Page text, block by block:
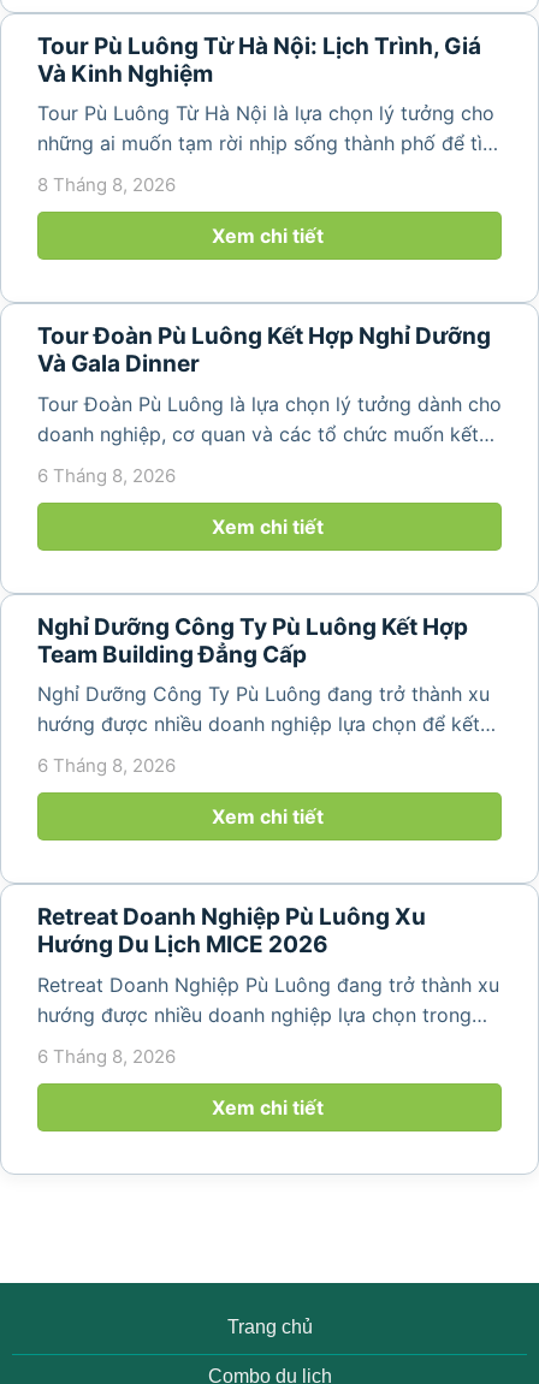
Tour Pù Luông Từ Hà Nội: Lịch Trình, Giá
Và Kinh Nghiệm
Tour Pù Luông Từ Hà Nội là lựa chọn lý tưởng cho
những ai muốn tạm rời nhịp sống thành phố để tìm
về không gian núi rừng xanh mát, những bản làng
8 Tháng 8, 2026
Xem chi tiết
Tour Đoàn Pù Luông Kết Hợp Nghỉ Dưỡng
Và Gala Dinner
Tour Đoàn Pù Luông là lựa chọn lý tưởng dành cho
doanh nghiệp, cơ quan và các tổ chức muốn kết
hợp nghỉ dưỡng, tham quan và tổ chức các hoạt
động gắn kết tập thể. Với cảnh quan thiên nhiên
nguyên sơ, không khí...
6 Tháng 8, 2026
Xem chi tiết
Nghỉ Dưỡng Công Ty Pù Luông Kết Hợp
Team Building Đẳng Cấp
Nghỉ Dưỡng Công Ty Pù Luông đang trở thành xu
hướng được nhiều doanh nghiệp lựa chọn để kết
hợp giữa nghỉ ngơi, tái tạo năng lượng và xây
lịch đơn thuần, nhiều công ty...
6 Tháng 8, 2026
Xem chi tiết
Retreat Doanh Nghiệp Pù Luông Xu
Hướng Du Lịch MICE 2026
Retreat Doanh Nghiệp Pù Luông đang trở thành xu
hướng được nhiều doanh nghiệp lựa chọn trong
năm 2026 khi nhu cầu kết hợp nghỉ dưỡng, hội
họp và gắn kết đội ngũ ngày càng tăng. Không chỉ
mang đến khoảng thời gian thư giãn...
6 Tháng 8, 2026
Xem chi tiết
Trang chủ
Combo du lịch